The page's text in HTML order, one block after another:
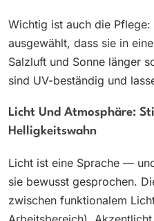
Wichtig ist auch die
ausgewählt, dass sie in
Salzluft und Sonne länger
sind UV-beständig und
Licht Und Atmosphäre:
Helligkeitswahn
Licht ist eine Sprache —
sie bewusst gesprochen.
zwischen funktionalem